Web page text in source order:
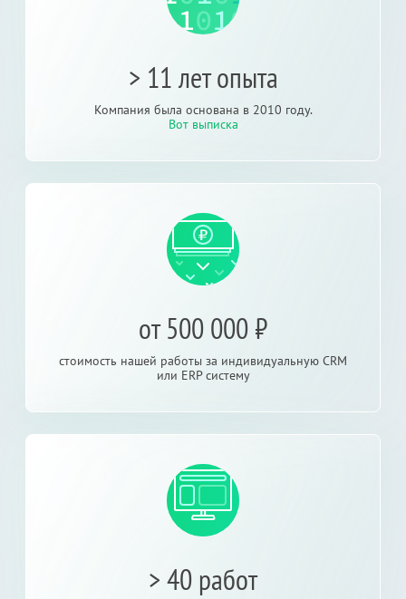
> 11 лет опыта
Компания была основана в 2010 году.
Вот выписка
от 500 000 ₽
стоимость нашей работы за индивидуальную CRM
или ERP систему
> 40 работ